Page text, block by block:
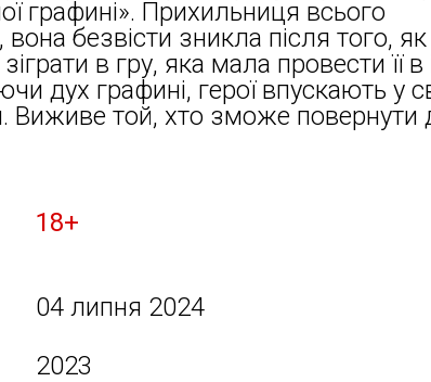
графині». Прихильниця всього
безвісти зникла після того, як
в гру, яка мала провести її
дух графині, герої впускають у
Виживе той, хто зможе повернути
18+
04 липня 2024
2023